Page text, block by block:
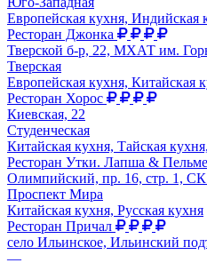
Европейская кухня, Индийская
Ресторан Джонка
Тверской б-р, 22, МХАТ им.
Тверская
Европейская кухня, Китайская
Ресторан Хорос
Киевская, 22
Студенческая
Китайская кухня, Тайская
Ресторан Утки. Лапша &
Олимпийский, пр. 16, стр. 1,
Проспект Мира
Китайская кухня, Русская кухня
Ресторан Причал
село Ильинское, Ильинский
—